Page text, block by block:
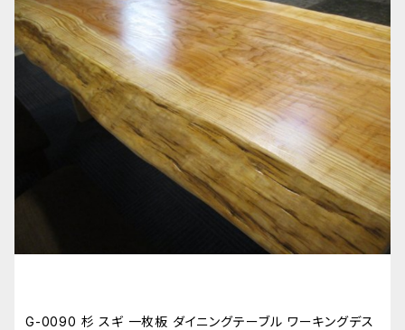
G-0090 杉 スギ 一枚板 ダイニングテーブル ワーキングデス